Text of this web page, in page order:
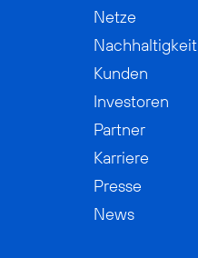
Netze
Nachhaltigkeit
Kunden
Investoren
Partner
Karriere
Presse
News